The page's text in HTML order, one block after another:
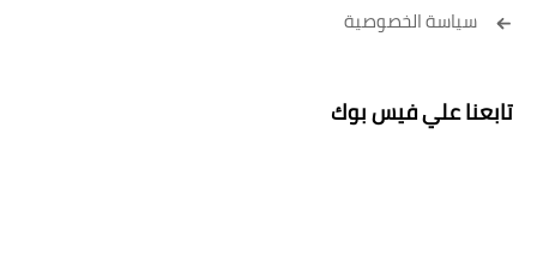
سياسة الخصوصية
تابعنا علي فيس بوك